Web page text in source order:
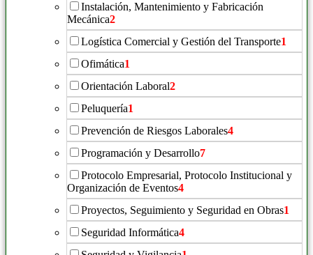
Instalación, Mantenimiento y Fabricación
Mecánica2
Logística Comercial y Gestión del Transporte1
Ofimática1
Orientación Laboral2
Peluquería1
Prevención de Riesgos Laborales4
Programación y Desarrollo7
Protocolo Empresarial, Protocolo Institucional y
Organización de Eventos4
Proyectos, Seguimiento y Seguridad en Obras1
Seguridad Informática4